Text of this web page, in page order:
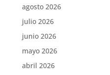
agosto 2026
julio 2026
junio 2026
mayo 2026
abril 2026